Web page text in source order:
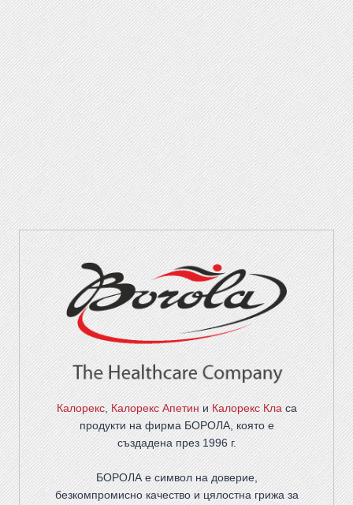
Калорекс,Калорекс АпетиниКалорекс Класа
продукти на фирмаБОРОЛА, която е
създадена през 1996 г.
БОРОЛА е символ на доверие,
безкомпромисно качество и цялостна грижа за